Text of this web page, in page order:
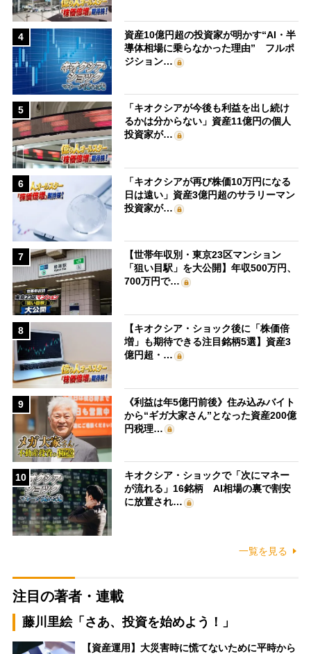
4
資産10億円超の投資家が明かす“AI・半
導体相場に乗らなかった理由” フルポ
ジション…
5
「キオクシアが今後も利益を出し続け
るかは分からない」資産11億円の個人
投資家が…
6
「キオクシアが再び株価10万円になる
日は遠い」資産3億円超のサラリーマン
投資家が…
7
【世帯年収別・東京23区マンション
「狙い目駅」を大公開】年収500万円、
700万円で…
8
【キオクシア・ショック後に「株価倍
増」も期待できる注目銘柄5選】資産3
億円超・…
9
《利益は年5億円前後》住み込みバイト
から“ギガ大家さん”となった資産200億
円税理…
10
キオクシア・ショックで「次にマネー
が流れる」16銘柄 AI相場の裏で割安
に放置され…
一覧を見る
注目の著者・連載
藤川里絵「さあ、投資を始めよう！」
【資産運用】大災害時に慌てないために平時から